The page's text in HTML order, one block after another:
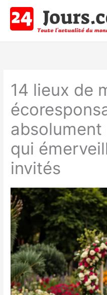
contenu
14 lieux de
qui
invités